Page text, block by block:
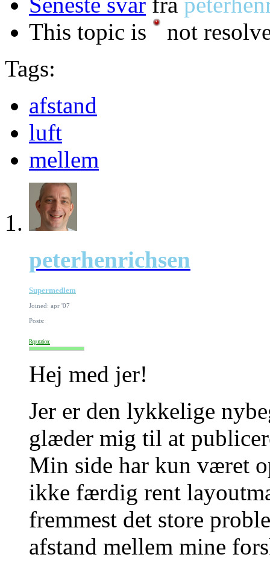
This topic is
not
Tags:
afstand
luft
mellem
peterhenrichsen
Supermedlem
Joined: apr '07
Posts:
Reputation:
Hej med jer!
Jer er den lykkelige
glæder mig til at
Min side har kun været
ikke færdig rent
fremmest det store
afstand mellem mine